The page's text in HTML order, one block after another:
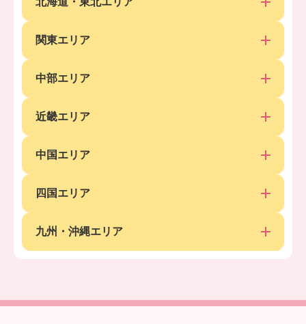
関東エリア
中部エリア
近畿エリア
中国エリア
四国エリア
九州・沖縄エリア